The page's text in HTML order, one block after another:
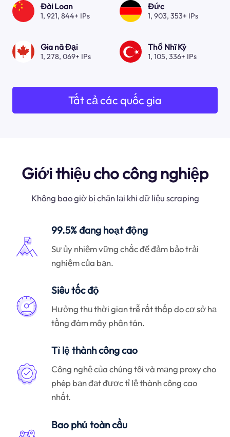
Đài Loan
1, 921, 844+ IPs
Đức
1, 903, 353+ IPs
Gia nã Đại
1, 278, 069+ IPs
Thổ Nhĩ Kỳ
1, 105, 336+ IPs
Tất cả các quốc gia
Giới thiệu cho công nghiệp
Không bao giờ bị chặn lại khi dữ liệu scraping
99.5% đang hoạt động
Sự ủy nhiệm vững chắc để đảm bảo trải
nghiệm của bạn.
Siêu tốc độ
Hưởng thụ thời gian trễ rất thấp do cơ sở hạ
tầng đám mây phân tán.
Tỉ lệ thành công cao
Công nghệ của chúng tôi và mạng proxy cho
phép bạn đạt được tỉ lệ thành công cao
nhất.
Bao phủ toàn cầu